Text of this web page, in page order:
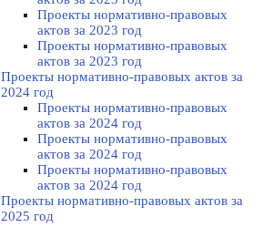
Проекты нормативно-правовых
актов за 2023 год
Проекты нормативно-правовых
актов за 2023 год
Проекты нормативно-правовых актов за
2024 год
Проекты нормативно-правовых
актов за 2024 год
Проекты нормативно-правовых
актов за 2024 год
Проекты нормативно-правовых
актов за 2024 год
Проекты нормативно-правовых актов за
2025 год